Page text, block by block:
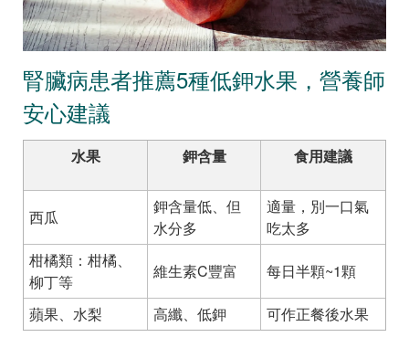
腎臟病患者推薦5種低鉀水果，營養師
安心建議
水果 鉀含量 食用建議
西瓜
鉀含量低、但
水分多
適量，別一口氣
吃太多
柑橘類：柑橘、
柳丁等
維生素C豐富 每日半顆~1顆
蘋果、水梨 高纖、低鉀 可作正餐後水果